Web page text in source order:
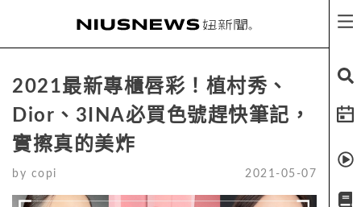
2021最新專櫃唇彩！植村秀、
Dior、3INA必買色號趕快筆記，
實擦真的美炸
by copi 2021-05-07